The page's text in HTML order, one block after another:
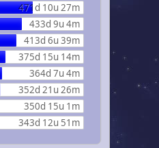
471d 10u 27m
433d 9u 4m
413d 6u 39m
375d 15u 14m
364d 7u 4m
352d 21u 26m
350d 15u 1m
343d 12u 51m